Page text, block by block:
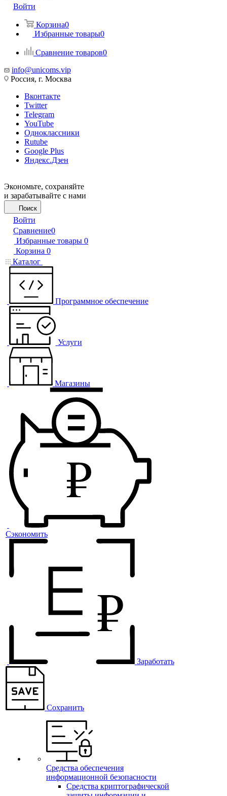
Войти
Корзина0
Избранные товары0
Сравнение товаров0
info@unicoms.vip
Россия, г. Москва
Вконтакте
Twitter
Telegram
YouTube
Одноклассники
Rutube
Google Plus
Яндекс.Дзен
Экономьте, сохраняйте
и зарабатывайте с нами
Поиск
Войти
Сравнение0
Избранные товары 0
Корзина 0
Каталог
Программное обеспечение
Услуги
Магазины
Сэкономить
Заработать
Сохранить
Средства обеспечения
информационной безопасности
Средства криптографической